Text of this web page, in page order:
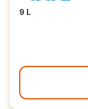
9 L